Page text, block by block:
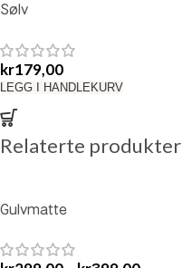
Sølv
barnevogn
kr179,00
LEGG I HANDLEKURV
Relaterte produkter
Gulvmatte